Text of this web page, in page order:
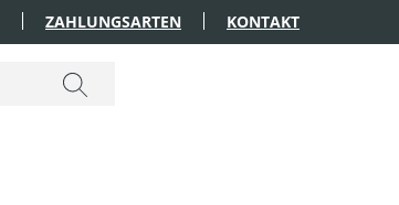
ZAHLUNGSARTEN KONTAKT